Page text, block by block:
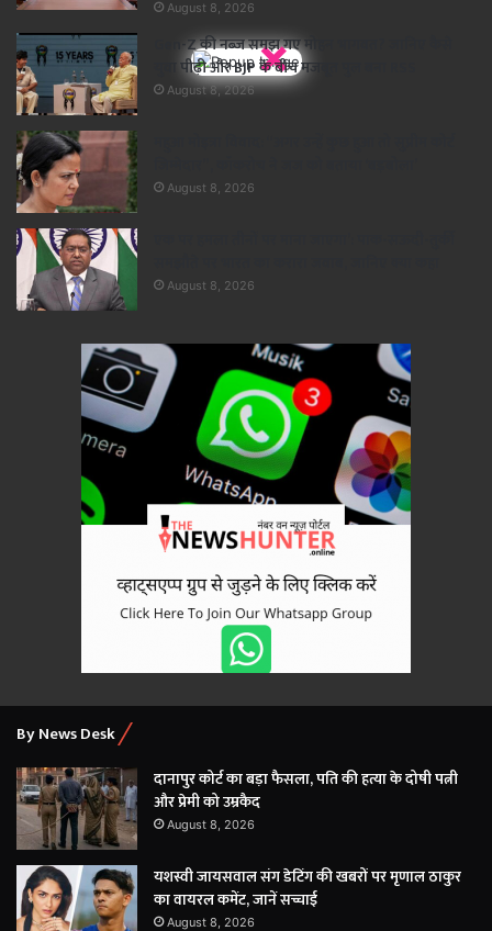
×
August 8, 2026
Gen-Z की नब्ज समझ गए मोहन भागवत? जानिए कैसे
युवा पीढ़ी और BJP के बीच मजबूत पुल बना RSS
August 8, 2026
August 8, 2026
August 8, 2026
By News Desk
दानापुर कोर्ट का बड़ा फैसला, पति की हत्या के दोषी पत्नी
और प्रेमी को उम्रकैद
August 8, 2026
यशस्वी जायसवाल संग डेटिंग की खबरों पर मृणाल ठाकुर
का वायरल कमेंट, जानें सच्चाई
August 8, 2026